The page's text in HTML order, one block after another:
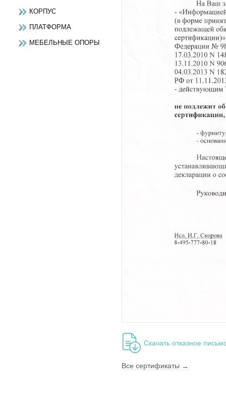
КОРПУС
ПЛАТФОРМА
МЕБЕЛЬНЫЕ ОПОРЫ
Скачать отказное
Все сертификаты